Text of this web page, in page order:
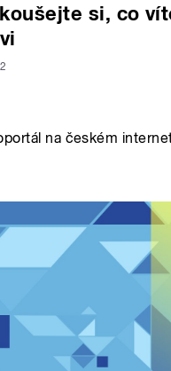
si, co
na českém